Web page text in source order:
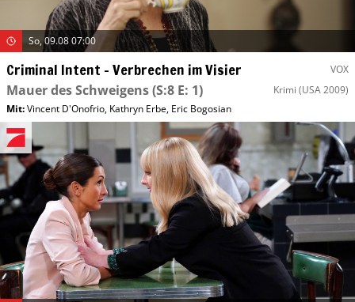
So, 09.08 07:00
Criminal Intent – Verbrechen im Visier VOX
Mauer des Schweigens(S:8 E: 1) Krimi (USA 2009)
Mit:Vincent D'Onofrio, Kathryn Erbe, Eric Bogosian